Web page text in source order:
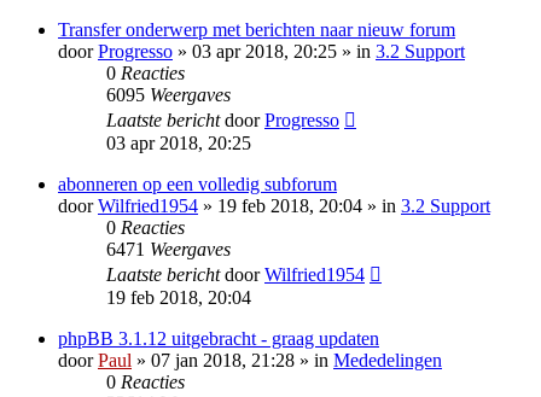
Transfer onderwerp met berichten naar nieuw forum
doorProgresso » 03 apr 2018, 20:25 » in 3.2 Support
0 Reacties
6095 Weergaves
Laatste berichtdoorProgresso
03 apr 2018, 20:25
abonneren op een volledig subforum
doorWilfried1954 » 19 feb 2018, 20:04 » in 3.2 Support
0 Reacties
6471 Weergaves
Laatste berichtdoorWilfried1954
19 feb 2018, 20:04
phpBB 3.1.12 uitgebracht - graag updaten
doorPaul » 07 jan 2018, 21:28 » in Mededelingen
0 Reacties